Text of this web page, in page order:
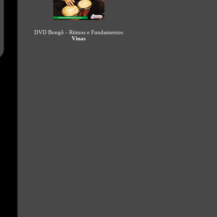
DVD Bongô - Ritmos e Fundamentos
Vinas